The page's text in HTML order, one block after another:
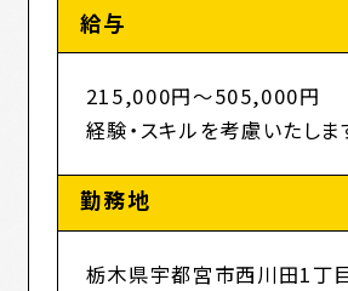
給与
215,000円～505,000円
経験・スキルを考慮いたしま
勤務地
栃木県宇都宮市西川田1丁